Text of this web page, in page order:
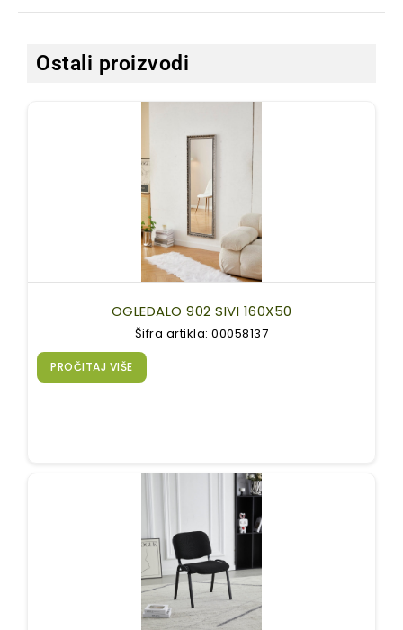
Ostali proizvodi
OGLEDALO 902 SIVI 160X50
Šifra artikla: 00058137
PROČITAJ VIŠE